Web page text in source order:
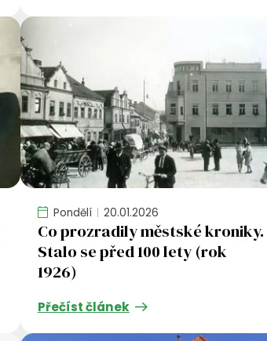
Pondělí 20.01.2026
Co prozradily městské kroniky.
Stalo se před 100 lety (rok
1926)
Přečíst článek